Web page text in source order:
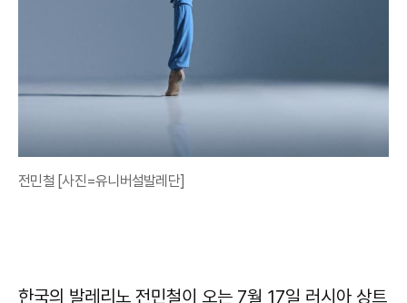
전민철 [사진=유니버설발레단]
한국의 발레리노 전민철이 오는 7월 17일 러시아 상트